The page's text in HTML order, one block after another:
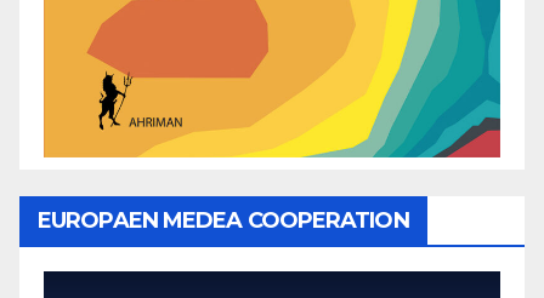
EUROPAEN MEDEA COOPERATION